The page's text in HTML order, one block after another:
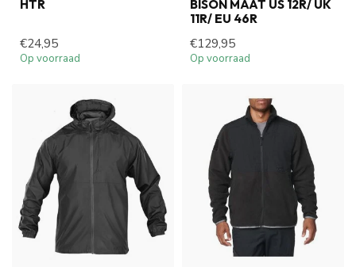
HTR
€24,95
Op voorraad
BISON MAAT US 12R/ UK
11R/ EU 46R
€129,95
Op voorraad